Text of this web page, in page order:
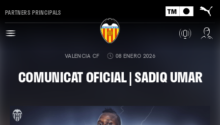
PARTNERS PRINCIPALS
VALENCIA CF 08 ENERO 2026
COMUNICAT OFICIAL | SADIQ UMAR